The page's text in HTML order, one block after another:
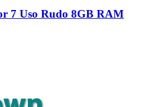
7 Uso Rudo 8GB RAM